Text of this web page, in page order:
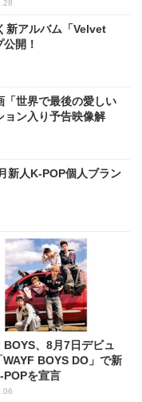
新アルバム「Velvet
開！
「世界で最後の愛しい
ョン入り予告映像解
新人K-POP個人ブラン
BOYS、8月7日デビュ
WAYF BOYS DO」で新
POPを宣言